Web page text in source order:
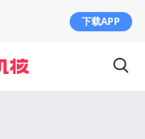
下载APP